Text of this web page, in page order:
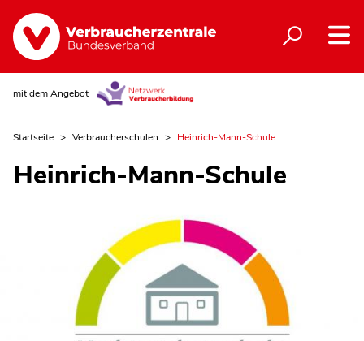
mit dem Angebot
Startseite Verbraucherschulen Heinrich-Mann-Schule
Heinrich-Mann-Schule